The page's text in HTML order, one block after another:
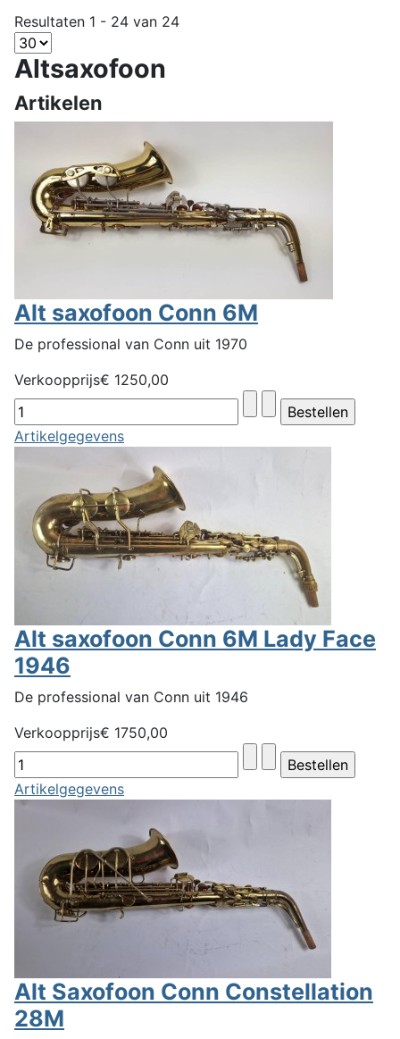
Resultaten 1 - 24 van 24
Altsaxofoon
Artikelen
Alt saxofoon Conn 6M
De professional van Conn uit 1970
Verkoopprijs€ 1250,00
Artikelgegevens
Alt saxofoon Conn 6M Lady Face
1946
De professional van Conn uit 1946
Verkoopprijs€ 1750,00
Artikelgegevens
Alt Saxofoon Conn Constellation
28M